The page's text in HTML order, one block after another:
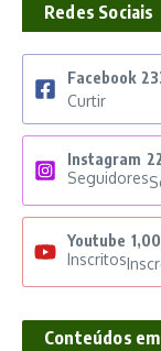
Redes Sociais
Facebook
Curtir
Instagram
Seguidores
Youtube
Inscritos
Conteúdos